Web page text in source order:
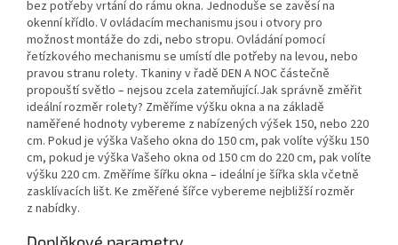
bez potřeby vrtání do rámu okna. Jednoduše se zavěsí na
okenní křídlo. V ovládacím mechanismu jsou i otvory pro
možnost montáže do zdi, nebo stropu. Ovládání pomocí
řetízkového mechanismu se umístí dle potřeby na levou, nebo
pravou stranu rolety. Tkaniny v řadě DEN A NOC částečně
propouští světlo – nejsou zcela zatemňující.Jak správně změřit
ideální rozměr rolety? Změříme výšku okna a na základě
naměřené hodnoty vybereme z nabízených výšek 150, nebo 220
cm. Pokud je výška Vašeho okna do 150 cm, pak volíte výšku 150
cm, pokud je výška Vašeho okna od 150 cm do 220 cm, pak volíte
výšku 220 cm. Změříme šířku okna – ideální je šířka skla včetně
zasklívacích lišt. Ke změřené šířce vybereme nejbližší rozměr
z nabídky.